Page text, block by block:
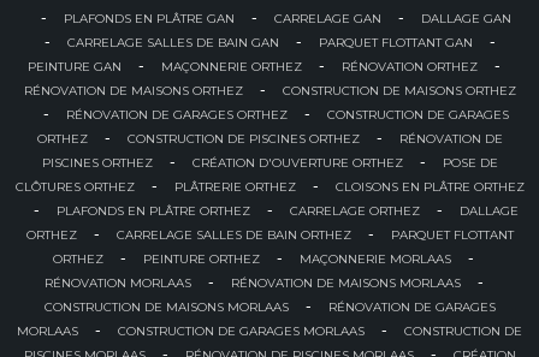
- PLAFONDS EN PLÂTRE GAN - CARRELAGE GAN - DALLAGE GAN
- CARRELAGE SALLES DE BAIN GAN - PARQUET FLOTTANT GAN -
PEINTURE GAN - MAÇONNERIE ORTHEZ - RÉNOVATION ORTHEZ -
RÉNOVATION DE MAISONS ORTHEZ - CONSTRUCTION DE MAISONS ORTHEZ
- RÉNOVATION DE GARAGES ORTHEZ -
CONSTRUCTION DE GARAGES
ORTHEZ
- CONSTRUCTION DE PISCINES ORTHEZ -
RÉNOVATION DE
PISCINES ORTHEZ
- CRÉATION D'OUVERTURE ORTHEZ -
POSE DE
CLÔTURES ORTHEZ
- PLÂTRERIE ORTHEZ - CLOISONS EN PLÂTRE ORTHEZ
- PLAFONDS EN PLÂTRE ORTHEZ - CARRELAGE ORTHEZ -
DALLAGE
ORTHEZ
- CARRELAGE SALLES DE BAIN ORTHEZ -
PARQUET FLOTTANT
ORTHEZ
- PEINTURE ORTHEZ - MAÇONNERIE MORLAAS -
RÉNOVATION MORLAAS - RÉNOVATION DE MAISONS MORLAAS -
CONSTRUCTION DE MAISONS MORLAAS -
RÉNOVATION DE GARAGES
MORLAAS
- CONSTRUCTION DE GARAGES MORLAAS -
CONSTRUCTION DE